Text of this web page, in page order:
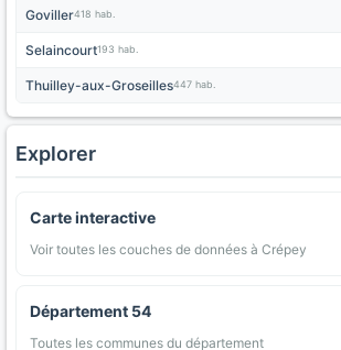
Goviller418 hab.
Selaincourt193 hab.
Thuilley-aux-Groseilles447 hab.
Explorer
Carte interactive
Voir toutes les couches de données à Crépey
Département 54
Toutes les communes du département